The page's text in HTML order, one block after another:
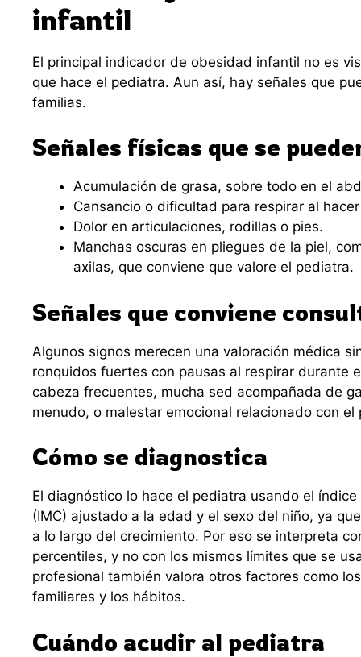
infantil
El principal indicador de obesidad infantil no es
que hace el pediatra. Aun así, hay señales que
familias.
Señales físicas que se
Acumulación de grasa, sobre todo en el
Cansancio o dificultad para respirar al
Dolor en articulaciones, rodillas o pies.
Manchas oscuras en pliegues de la piel,
axilas, que conviene que valore el pediatra.
Señales que conviene
Algunos signos merecen una valoración médica
ronquidos fuertes con pausas al respirar durante
cabeza frecuentes, mucha sed acompañada de
menudo, o malestar emocional relacionado con el
Cómo se diagnostica
El diagnóstico lo hace el pediatra usando el
(IMC) ajustado a la edad y el sexo del niño, ya
a lo largo del crecimiento. Por eso se interpreta
percentiles, y no con los mismos límites que se
profesional también valora otros factores como
familiares y los hábitos.
Cuándo acudir al pediatra